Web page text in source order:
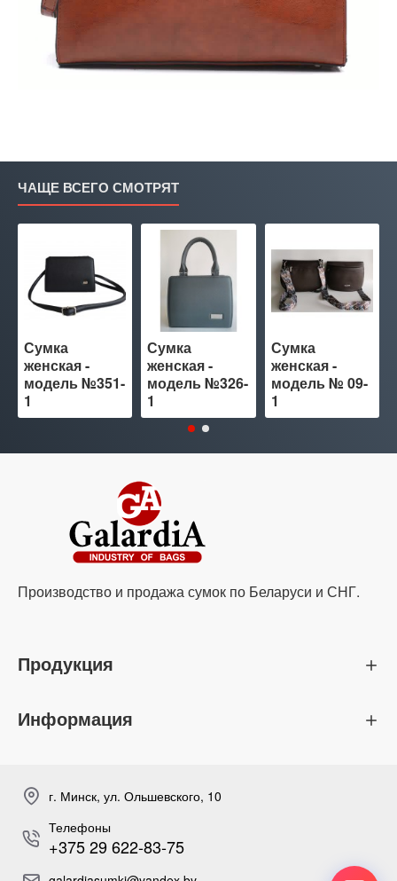
ЧАЩЕ ВСЕГО СМОТРЯТ
Сумка
женская -
модель №351-
1
Сумка
женская -
модель №326-
1
Сумка
женская -
модель № 09-
1
Производство и продажа сумок по Беларуси и СНГ.
Продукция
Информация
г. Минск, ул. Ольшевского, 10
Телефоны
+375 29 622-83-75